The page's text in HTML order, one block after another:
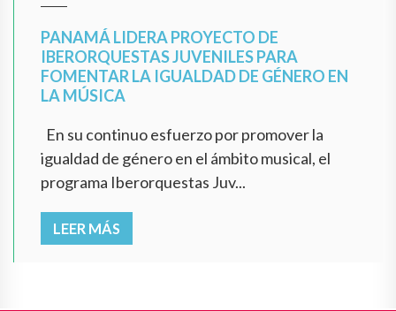
PANAMÁ LIDERA PROYECTO DE
IBERORQUESTAS JUVENILES PARA
FOMENTAR LA IGUALDAD DE GÉNERO EN
LA MÚSICA
En su continuo esfuerzo por promover la
igualdad de género en el ámbito musical, el
programa Iberorquestas Juv...
LEER MÁS